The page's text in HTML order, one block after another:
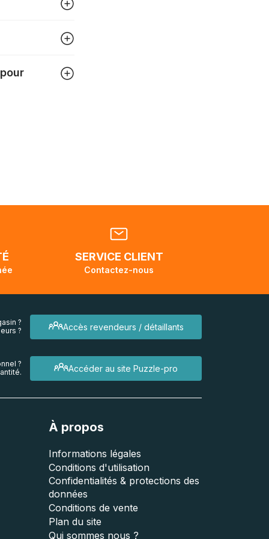
SERVICE CLIENT
Contactez-nous
Accès revendeurs / détaillants
?
?
Accéder au site Puzzle-pro
?
À propos
Informations légales
Conditions d'utilisation
Confidentialités & protections des
données
Conditions de vente
Plan du site
Qui sommes nous ?